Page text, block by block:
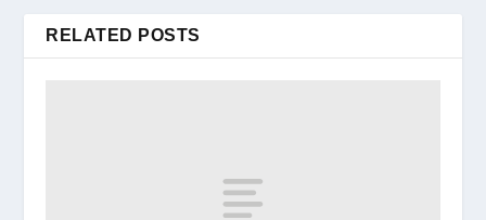
RELATED POSTS